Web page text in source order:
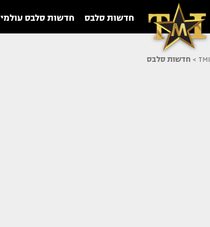
חדשות סלבס חדשות סלבס עולמי
TMI
> חדשות סלבס